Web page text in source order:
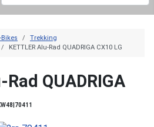
Bikes
Trekking
KETTLER Alu-Rad QUADRIGA CX10 LG
Rad QUADRIGA